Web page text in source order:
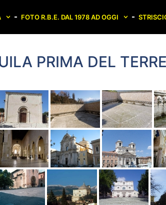
FOTO R.B.E. DAL 1978 AD OGGI
PRIMA DEL